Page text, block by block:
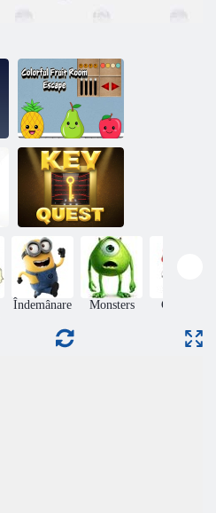
Evadare în
cameră cu fructe
colorate
Key Quest
Îndemânare Monsters Crăciun